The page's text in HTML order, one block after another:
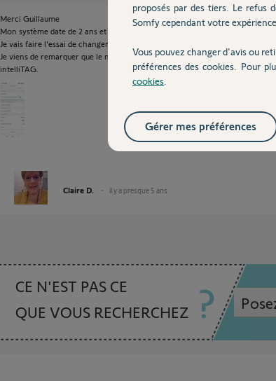
Merci Guillaume
Mon système date de 2 ans et fonctionnait parfaitement jusqu'à ces derniers
Je vais faire l'essai de changer les piles.
Je viens de remarquer que le niveau puissance du signal est nul au moins
intelliTAG.
Claire D. il y a presque 5 ans
CE N'EST PAS CE
QUE VOUS RECHERCHEZ
proposés par des tiers. Le refus
Somfy cependant votre
Vous pouvez changer d'avis ou
préférences des cookies. Pour
cookies
Gérer mes préférences